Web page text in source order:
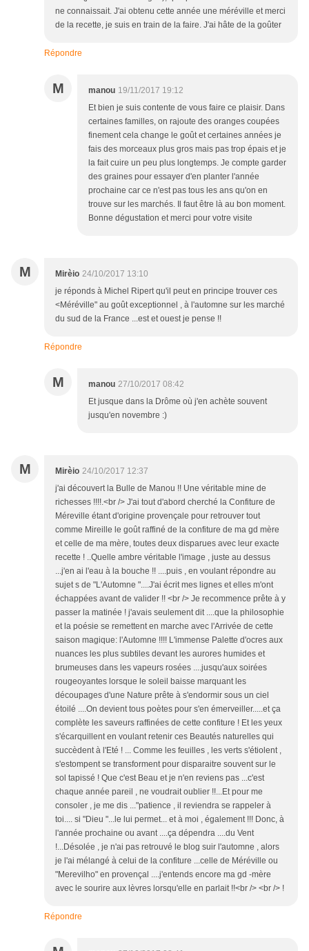
ne connaissait. J'ai obtenu cette année une méréville et merci
de la recette, je suis en train de la faire. J'ai hâte de la goûter
Répondre
M manou 19/11/2017 19:12
Et bien je suis contente de vous faire ce plaisir. Dans
certaines familles, on rajoute des oranges coupées
finement cela change le goût et certaines années je
fais des morceaux plus gros mais pas trop épais et je
la fait cuire un peu plus longtemps. Je compte garder
des graines pour essayer d'en planter l'année
prochaine car ce n'est pas tous les ans qu'on en
trouve sur les marchés. Il faut être là au bon moment.
Bonne dégustation et merci pour votre visite
M Mirèio 24/10/2017 13:10
je réponds à Michel Ripert qu'il peut en principe trouver ces
<Méréville" au goût exceptionnel , à l'automne sur les marché
du sud de la France ...est et ouest je pense !!
Répondre
M manou 27/10/2017 08:42
Et jusque dans la Drôme où j'en achète souvent
jusqu'en novembre :)
M Mirèio 24/10/2017 12:37
j'ai découvert la Bulle de Manou !! Une véritable mine de
richesses !!!!.<br /> J'ai tout d'abord cherché la Confiture de
Méreville étant d'origine provençale pour retrouver tout
comme Mireille le goût raffiné de la confiture de ma gd mère
et celle de ma mère, toutes deux disparues avec leur exacte
recette ! ..Quelle ambre véritable l'image , juste au dessus
...j'en ai l'eau à la bouche !! ....puis , en voulant répondre au
sujet s de "L'Automne "....J'ai écrit mes lignes et elles m'ont
échappées avant de valider !! <br /> Je recommence prête à y
passer la matinée ! j'avais seulement dit ....que la philosophie
et la poésie se remettent en marche avec l'Arrivée de cette
saison magique: l'Automne !!!! L'immense Palette d'ocres aux
nuances les plus subtiles devant les aurores humides et
brumeuses dans les vapeurs rosées ....jusqu'aux soirées
rougeoyantes lorsque le soleil baisse marquant les
découpages d'une Nature prête à s'endormir sous un ciel
étoilé ....On devient tous poètes pour s'en émerveiller.....et ça
complète les saveurs raffinées de cette confiture ! Et les yeux
s'écarquillent en voulant retenir ces Beautés naturelles qui
succèdent à l'Eté ! ... Comme les feuilles , les verts s'étiolent ,
s'estompent se transforment pour disparaitre souvent sur le
sol tapissé ! Que c'est Beau et je n'en reviens pas ...c'est
chaque année pareil , ne voudrait oublier !!...Et pour me
consoler , je me dis ..."patience , il reviendra se rappeler à
toi.... si "Dieu "...le lui permet... et à moi , également !!! Donc, à
l'année prochaine ou avant ....ça dépendra ....du Vent
!...Désolée , je n'ai pas retrouvé le blog suir l'automne , alors
je l'ai mélangé à celui de la confiture ...celle de Méréville ou
"Merevilho" en provençal ....j'entends encore ma gd -mère
avec le sourire aux lèvres lorsqu'elle en parlait !!<br /> <br /> !
Répondre